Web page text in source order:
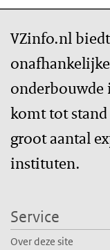
VZinfo.nl
komt tot
groot aantal
instituten.
Service
Over deze site